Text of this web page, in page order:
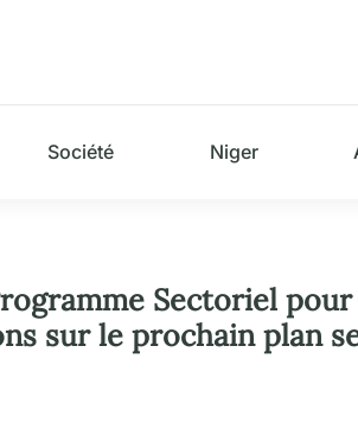
Société Niger
Sectoriel
sur le prochain plan